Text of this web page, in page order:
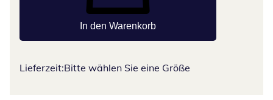
In den Warenkorb
Lieferzeit:Bitte wählen Sie eine Größe